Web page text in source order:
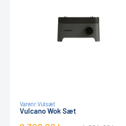
Varenr.Vulsæt
Vulcano Wok Sæt